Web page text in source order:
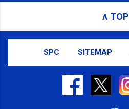
∧ TOP
SPC SITEMAP